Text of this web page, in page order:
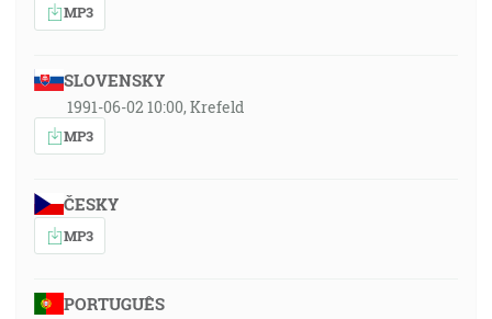
MP3
SLOVENSKY
1991-06-02 10:00, Krefeld
MP3
ČESKY
MP3
PORTUGUÊS